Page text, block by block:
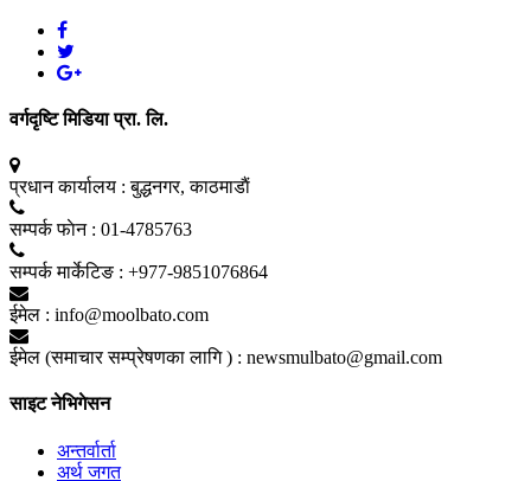
वर्गदृष्टि मिडिया प्रा. लि.
प्रधान कार्यालय : बुद्धनगर, काठमाडाैं
सम्पर्क फाेन : 01-4785763
सम्पर्क मार्केटिङ : +977-9851076864
ईमेल : info@moolbato.com
ईमेल (समाचार सम्प्रेषणका लागि ) : newsmulbato@gmail.com
साइट नेभिगेसन
अन्तर्वार्ता
अर्थ जगत